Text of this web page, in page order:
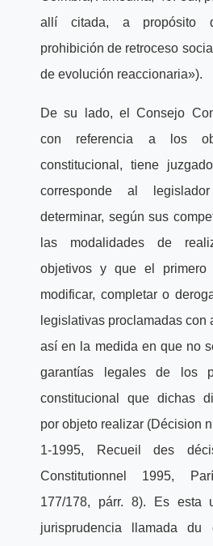
allí citada, a propósito
prohibición de retroceso
de evolución reaccionaria»).
De su lado, el Consejo
con referencia a los
constitucional, tiene
corresponde al
determinar, según sus
las modalidades de
objetivos y que el primero
modificar, completar o
legislativas proclamadas con
así en la medida en que no
garantías legales de los
constitucional que dichas
por objeto realizar (Décision
1-1995, Recueil des
Constitutionnel 1995,
177/178, párr. 8). Es esta
jurisprudencia llamada du